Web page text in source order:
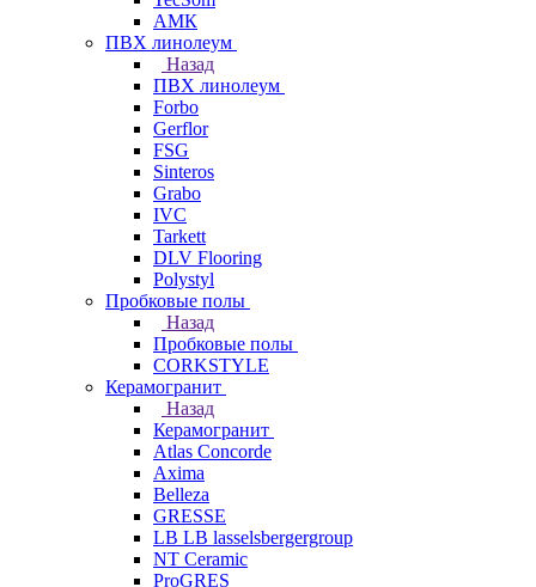
АМК
ПВХ линолеум
Назад
ПВХ линолеум
Forbo
Gerflor
FSG
Sinteros
Grabo
IVC
Tarkett
DLV Flooring
Polystyl
Пробковые полы
Назад
Пробковые полы
CORKSTYLE
Керамогранит
Назад
Керамогранит
Atlas Concorde
Axima
Belleza
GRESSE
LB LB lasselsbergergroup
NT Ceramic
ProGRES